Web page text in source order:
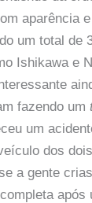
aparência
um total de
Ishikawa e
fazendo um
um
dos
a gente
após